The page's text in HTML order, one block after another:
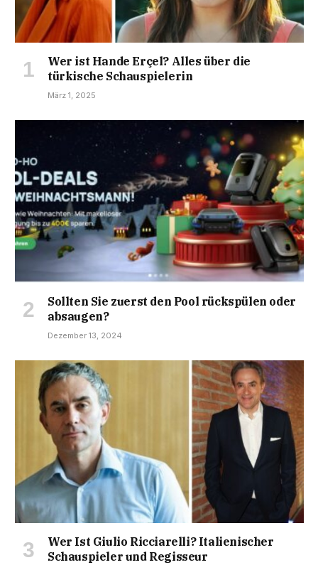
Wer ist Hande Erçel? Alles über die
türkische Schauspielerin
März 1, 2025
Sollten Sie zuerst den Pool rückspülen oder
absaugen?
Dezember 13, 2024
Wer Ist Giulio Ricciarelli? Italienischer
Schauspieler und Regisseur